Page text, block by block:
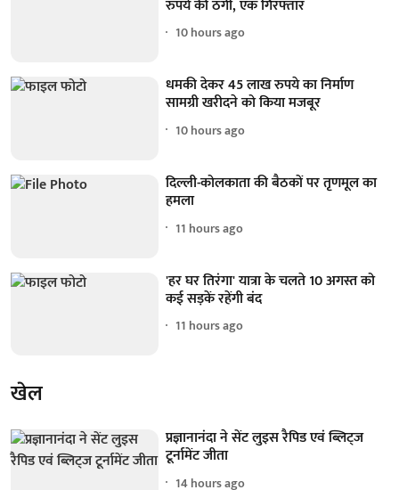
रुपये की ठगी, एक गिरफ्तार
10 hours ago
धमकी देकर 45 लाख रुपये का निर्माण
सामग्री खरीदने को किया मजबूर
10 hours ago
दिल्ली-कोलकाता की बैठकों पर तृणमूल का
हमला
11 hours ago
'हर घर तिरंगा' यात्रा के चलते 10 अगस्त को
कई सड़कें रहेंगी बंद
11 hours ago
खेल
प्रज्ञानानंदा ने सेंट लुइस रैपिड एवं ब्लिट्ज
टूर्नामेंट जीता
14 hours ago